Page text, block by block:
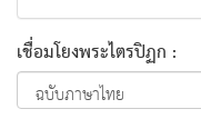
เชื่อมโยงพระไตรปิฏก :